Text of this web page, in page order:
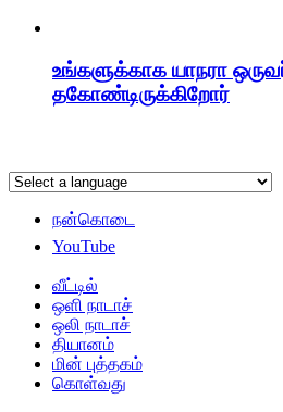
உங்களுக்காக யாநரா
தகோண்டிருக்கிறோர்
நன்கொடை
YouTube
வீட்டில்
ஒளி நாடாச்
ஒலி நாடாச்
தியானம்
மின் புத்தகம்
கொள்வது